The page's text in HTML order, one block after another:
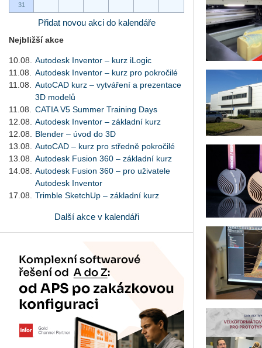
31
Přidat novou akci do kalendáře
Nejbližší akce
10.08.
Autodesk Inventor – kurz iLogic
11.08.
Autodesk Inventor – kurz pro pokročilé
11.08.
AutoCAD kurz – vytváření a prezentace
3D modelů
11.08.
CATIA V5 Summer Training Days
12.08.
Autodesk Inventor – základní kurz
12.08.
Blender – úvod do 3D
13.08.
AutoCAD – kurz pro středně pokročilé
13.08.
Autodesk Fusion 360 – základní kurz
14.08.
Autodesk Fusion 360 – pro uživatele
Autodesk Inventor
17.08.
Trimble SketchUp – základní kurz
Další akce v kalendáři